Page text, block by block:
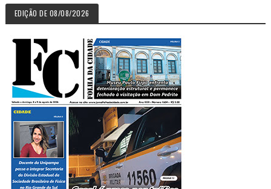
EDIÇÃO DE 08/08/2026